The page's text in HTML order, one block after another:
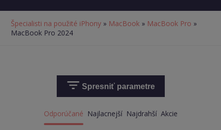
Špecialisti na použité iPhony » MacBook » MacBook Pro »
MacBook Pro 2024
Spresniť parametre
Odporúčané Najlacnejší Najdrahší Akcie